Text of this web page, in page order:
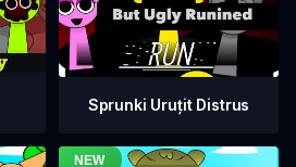
Sprunki Uruțit Distrus